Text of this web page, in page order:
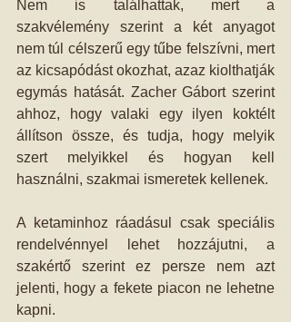
Nem is találhattak, mert a
szakvélemény szerint a két anyagot
nem túl célszerű egy tűbe felszívni, mert
az kicsapódást okozhat, azaz kiolthatják
egymás hatását. Zacher Gábort szerint
ahhoz, hogy valaki egy ilyen koktélt
állítson össze, és tudja, hogy melyik
szert melyikkel és hogyan kell
használni, szakmai ismeretek kellenek.
A ketaminhoz ráadásul csak speciális
rendelvénnyel lehet hozzájutni, a
szakértő szerint ez persze nem azt
jelenti, hogy a fekete piacon ne lehetne
kapni.